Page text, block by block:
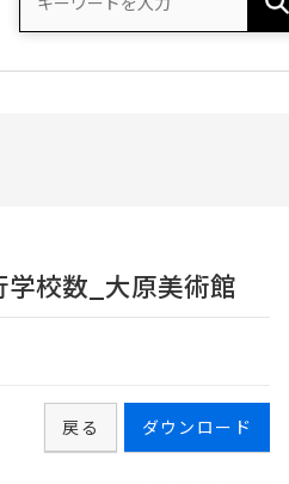
校数_大原美術館
ダウンロード
戻る